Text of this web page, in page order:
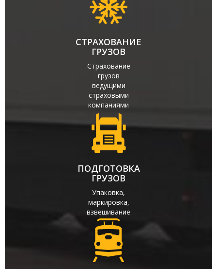
СТРАХОВАНИЕ
ГРУЗОВ
Страхование
грузов
ведущими
страховыми
компаниями
ПОДГОТОВКА
ГРУЗОВ
Упаковка,
маркировка,
взвешивание